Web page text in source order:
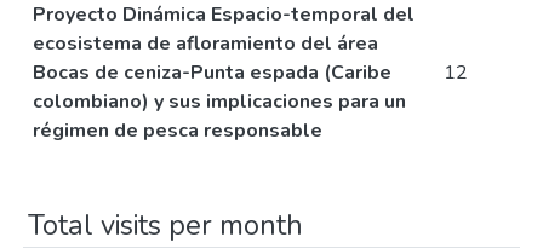
Proyecto Dinámica Espacio-temporal del
ecosistema de afloramiento del área
Bocas de ceniza-Punta espada (Caribe
colombiano) y sus implicaciones para un
régimen de pesca responsable
12
Total visits per month